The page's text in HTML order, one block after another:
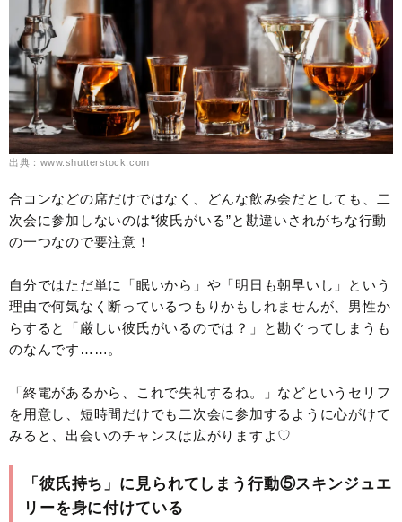
出典：www.shutterstock.com
合コンなどの席だけではなく、どんな飲み会だとしても、二
次会に参加しないのは“彼氏がいる”と勘違いされがちな行動
の一つなので要注意！
自分ではただ単に「眠いから」や「明日も朝早いし」という
理由で何気なく断っているつもりかもしれませんが、男性か
らすると「厳しい彼氏がいるのでは？」と勘ぐってしまうも
のなんです……。
「終電があるから、これで失礼するね。」などというセリフ
を用意し、短時間だけでも二次会に参加するように心がけて
みると、出会いのチャンスは広がりますよ♡
「彼氏持ち」に見られてしまう行動⑤スキンジュエ
リーを身に付けている